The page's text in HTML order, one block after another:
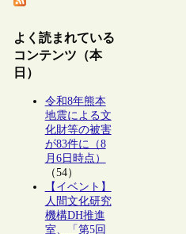
よく読まれている
コンテンツ（本
日）
令和8年熊本
地震による文
化財等の被害
が83件に（8
月6日時点）
（54）
【イベント】
人間文化研究
機構DH推進
室、「第5回